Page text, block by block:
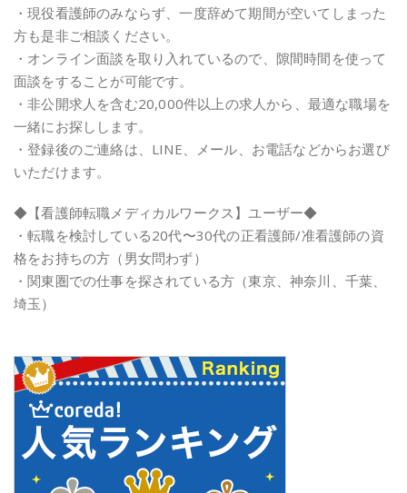
・現役看護師のみならず、一度辞めて期間が空いてしまった
方も是非ご相談ください。
・オンライン面談を取り入れているので、隙間時間を使って
面談をすることが可能です。
・非公開求人を含む20,000件以上の求人から、最適な職場を
一緒にお探しします。
・登録後のご連絡は、LINE、メール、お電話などからお選び
いただけます。
◆【看護師転職メディカルワークス】ユーザー◆
・転職を検討している20代〜30代の正看護師/准看護師の資
格をお持ちの方（男女問わず）
・関東圏での仕事を探されている方（東京、神奈川、千葉、
埼玉）